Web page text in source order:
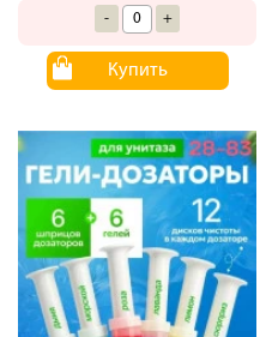
- +
Купить